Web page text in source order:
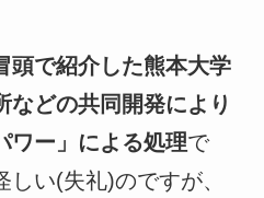
頭で紹介した熊本大学
などの共同開発により
ワー」による処理で
い(失礼)のですが、